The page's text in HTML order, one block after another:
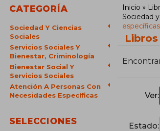
CATEGORÍA
Sociedad Y Ciencias
Sociales
Servicios Sociales Y
Bienestar, Criminología
Bienestar Social Y
Servicios Sociales
Atención A Personas Con
Necesidades Específicas
SELECCIONES
Inicio
Sociedad
específicas
Ver:
Estado: